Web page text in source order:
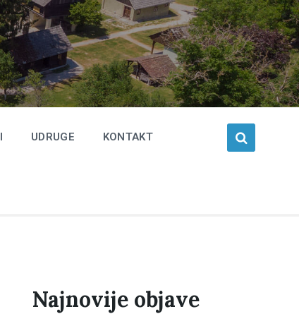
UDRUGE KONTAKT
Najnovije objave